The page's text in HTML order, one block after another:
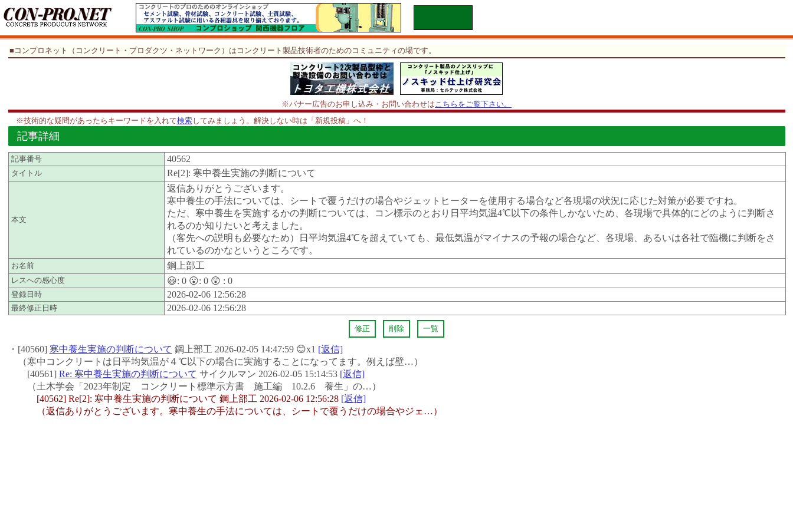
■コンプロネット（コンクリート・プロダクツ・ネットワーク）はコンクリート製品技術者のためのコミュニティの場です。
※バナー広告のお申し込み・お問い合わせはこちらをご覧下さい。
※技術的な疑問があったらキーワードを入れて検索してみましょう。解決しない時は「新規投稿」へ！
記事詳細
記事番号 40562
タイトル Re[2]: 寒中養生実施の判断について
本文
返信ありがとうございます。
寒中養生の手法については、シートで覆うだけの場合やジェットヒーターを使用する場合など各現場の状況に応じた対策が必要ですね。
ただ、寒中養生を実施するかの判断については、コン標示のとおり日平均気温4℃以下の条件しかないため、各現場で具体的にどのように判断さ
れるのか知りたいと考えました。
（客先への説明も必要なため）日平均気温4℃を超えていても、最低気温がマイナスの予報の場合など、各現場、あるいは各社で臨機に判断をさ
れているのかなというところです。
お名前 鋼上部工
レスへの感心度 😃: 0 😮: 0 😲 : 0
登録日時 2026-02-06 12:56:28
最終修正日時 2026-02-06 12:56:28
修正 削除 一覧
・[40560] 寒中養生実施の判断について 鋼上部工 2026-02-05 14:47:59 😊x1 [返信]
（寒中コンクリートは日平均気温が４℃以下の場合に実施することになってます。例えば壁…）
[40561] Re: 寒中養生実施の判断について サイクルマン 2026-02-05 15:14:53 [返信]
（土木学会「2023年制定 コンクリート標準示方書 施工編 10.2.6 養生」の…）
[40562] Re[2]: 寒中養生実施の判断について 鋼上部工 2026-02-06 12:56:28 [返信]
（返信ありがとうございます。寒中養生の手法については、シートで覆うだけの場合やジェ…）